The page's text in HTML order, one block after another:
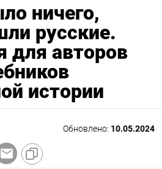
ничего,
русские.
для авторов
истории
Обновлено: 10.05.2024